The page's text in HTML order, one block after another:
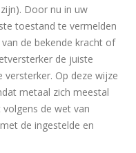
Door nu in uw
toestand te vermelden
de bekende kracht of
de juiste
versterker. Op deze wijze
metaal zich meestal
de wet van
de ingestelde en